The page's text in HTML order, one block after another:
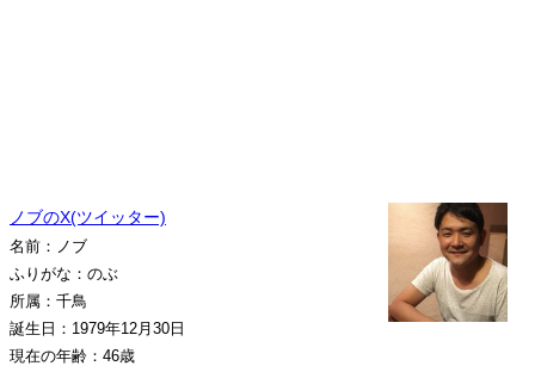
ノブのX(ツイッター)
名前：ノブ
ふりがな：のぶ
所属：千鳥
誕生日：1979年12月30日
現在の年齢：46歳